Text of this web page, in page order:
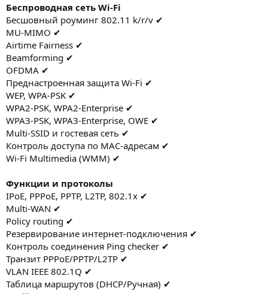
Беспроводная сеть Wi-Fi
Бесшовный роуминг 802.11 k/r/v ✔
MU-MIMO ✔
Airtime Fairness ✔
Beamforming ✔
OFDMA ✔
Преднастроенная защита Wi-Fi ✔
WEP, WPA-PSK ✔
WPA2-PSK, WPA2-Enterprise ✔
WPA3-PSK, WPA3-Enterprise, OWE ✔
Multi-SSID и гостевая сеть ✔
Контроль доступа по MAC-адресам ✔
Wi-Fi Multimedia (WMM) ✔
Функции и протоколы
IPoE, PPPoE, PPTP, L2TP, 802.1x ✔
Multi-WAN ✔
Policy routing ✔
Резервирование интернет-подключения ✔
Контроль соединения Ping checker ✔
Транзит PPPoE/PPTP/L2TP ✔
VLAN IEEE 802.1Q ✔
Таблица маршрутов (DHCP/Ручная) ✔